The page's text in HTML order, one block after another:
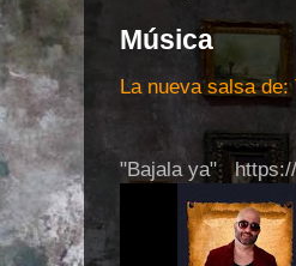
Música
La nueva salsa
"Bajala ya"